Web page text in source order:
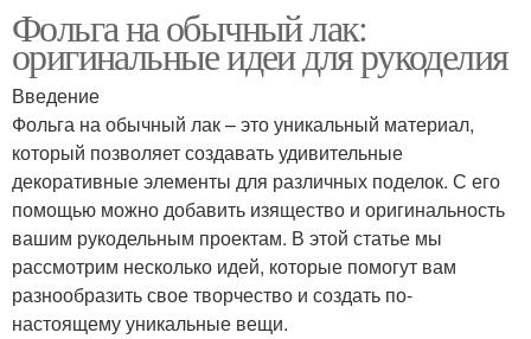
Фольга на обычный лак:
оригинальные идеи для рукоделия
Введение
Фольга на обычный лак – это уникальный материал,
который позволяет создавать удивительные
декоративные элементы для различных поделок. С его
помощью можно добавить изящество и оригинальность
вашим рукодельным проектам. В этой статье мы
рассмотрим несколько идей, которые помогут вам
разнообразить свое творчество и создать по-
настоящему уникальные вещи.